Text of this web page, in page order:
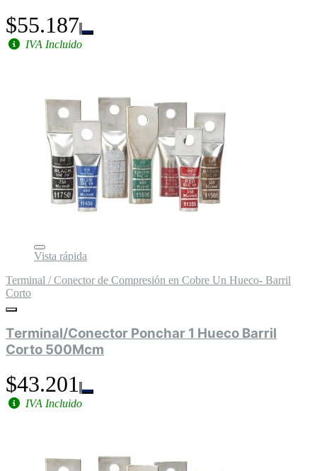
$55.187
IVA Incluido
Vista rápida
Terminal / Conector de Compresión en Cobre Un Hueco- Barril
Corto
Terminal/Conector Ponchar 1 Hueco Barril
Corto 500Mcm
$43.201
IVA Incluido